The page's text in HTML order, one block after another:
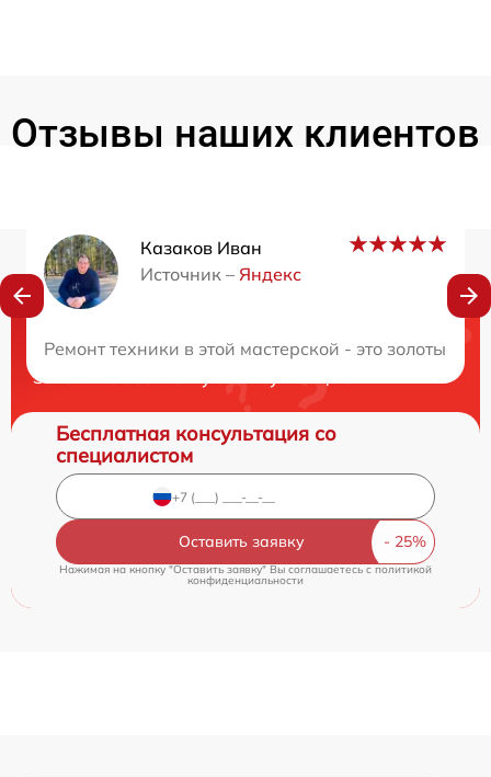
Отзывы наших клиентов
Казаков Иван
Источник – Яндекс
Ремонт техники в этой мастерской - это золотые
Нужна консультация?
Закажите бесплатную консультацию
Бесплатная консультация со
специалистом
Оставить заявку
Нажимая на кнопку "Оставить заявку" Вы соглашаетесь cполитикой
конфиденциальности